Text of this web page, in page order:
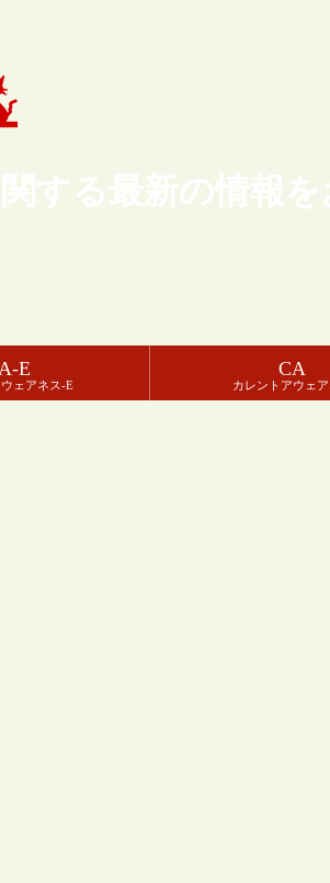
する最新の情報
E
ェアネス-E
CA
カレントアウェア